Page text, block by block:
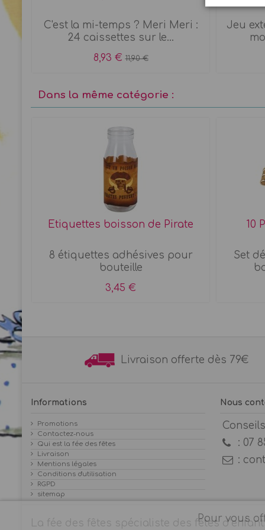
C'est la mi-temps ? Meri Meri :
24 caissettes sur le...
8,93 €11,90 €
Jeu
Dans la même catégorie :
Etiquettes boisson de Pirate
8 étiquettes adhésives pour
bouteille
3,45 €
10
Set
Livraison offerte dès
Informations
Promotions
Contactez-nous
Qui est la fée des fêtes
Livraison
Mentions légales
Conditions d'utilisation
RGPD
sitemap
Nous
: 07
:
La fée des fêtes spécialiste des fêtesPour vous